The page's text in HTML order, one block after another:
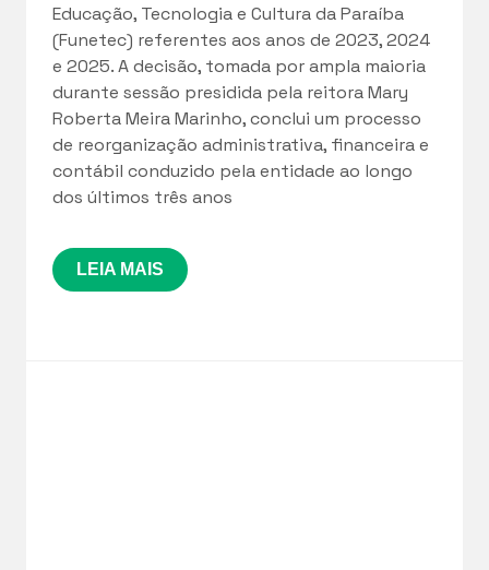
Educação, Tecnologia e Cultura da Paraíba
(Funetec) referentes aos anos de 2023, 2024
e 2025. A decisão, tomada por ampla maioria
durante sessão presidida pela reitora Mary
Roberta Meira Marinho, conclui um processo
de reorganização administrativa, financeira e
contábil conduzido pela entidade ao longo
dos últimos três anos
LEIA MAIS